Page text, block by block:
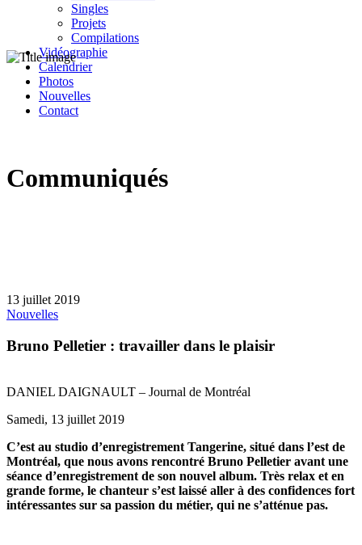
Singles
Projets
Compilations
Vidéographie
Calendrier
Photos
Nouvelles
Contact
Communiqués
13 juillet 2019
Nouvelles
Bruno Pelletier : travailler dans le plaisir
DANIEL DAIGNAULT – Journal de Montréal
Samedi, 13 juillet 2019
C’est au studio d’enregistrement Tangerine, situé dans l’est de
Montréal, que nous avons rencontré Bruno Pelletier avant une
séance d’enregistrement de son nouvel album. Très relax et en
grande forme, le chanteur s’est laissé aller à des confidences fort
intéressantes sur sa passion du métier, qui ne s’atténue pas.